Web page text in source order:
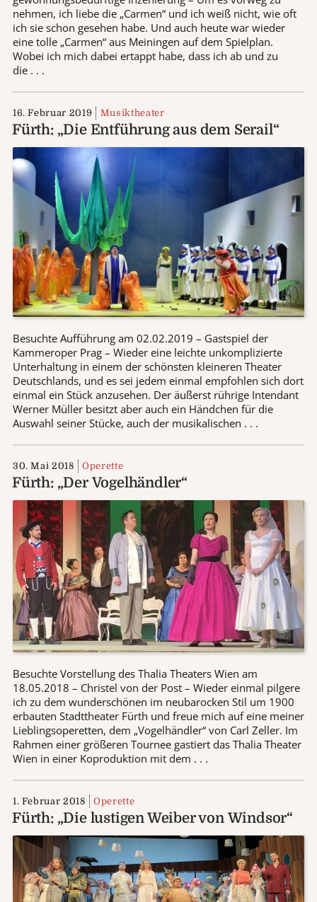
nehmen, ich liebe die „Carmen“ und ich weiß nicht, wie oft
ich sie schon gesehen habe. Und auch heute war wieder
eine tolle „Carmen“ aus Meiningen auf dem Spielplan.
Wobei ich mich dabei ertappt habe, dass ich ab und zu
die . . .
16. Februar 2019 Musiktheater
Fürth: „Die Entführung aus dem Serail“
Besuchte Aufführung am 02.02.2019 – Gastspiel der
Kammeroper Prag – Wieder eine leichte unkomplizierte
Unterhaltung in einem der schönsten kleineren Theater
Deutschlands, und es sei jedem einmal empfohlen sich dort
einmal ein Stück anzusehen. Der äußerst rührige Intendant
Werner Müller besitzt aber auch ein Händchen für die
Auswahl seiner Stücke, auch der musikalischen . . .
30. Mai 2018 Operette
Fürth: „Der Vogelhändler“
Besuchte Vorstellung des Thalia Theaters Wien am
18.05.2018 – Christel von der Post – Wieder einmal pilgere
ich zu dem wunderschönen im neubarocken Stil um 1900
erbauten Stadttheater Fürth und freue mich auf eine meiner
Lieblingsoperetten, dem „Vogelhändler“ von Carl Zeller. Im
Rahmen einer größeren Tournee gastiert das Thalia Theater
Wien in einer Koproduktion mit dem . . .
1. Februar 2018 Operette
Fürth: „Die lustigen Weiber von Windsor“